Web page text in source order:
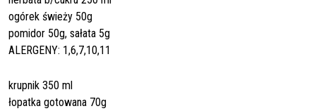
ogórek świeży 50g
pomidor 50g, sałata 5g
ALERGENY: 1,6,7,10,11
krupnik 350 ml
łopatka gotowana 70g